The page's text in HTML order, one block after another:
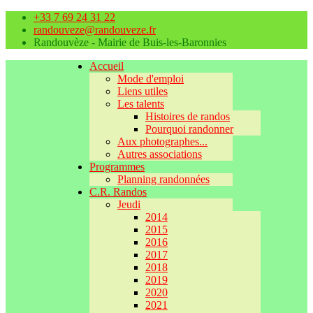
+33 7 69 24 31 22
randouveze@randouveze.fr
Randouvèze - Mairie de Buis-les-Baronnies
Accueil
Mode d'emploi
Liens utiles
Les talents
Histoires de randos
Pourquoi randonner
Aux photographes...
Autres associations
Programmes
Planning randonnées
C.R. Randos
Jeudi
2014
2015
2016
2017
2018
2019
2020
2021